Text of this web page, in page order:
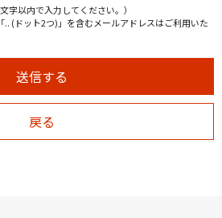
字以内で入力してください。）
(ドット2つ)」を含むメールアドレスはご利用いた
戻る